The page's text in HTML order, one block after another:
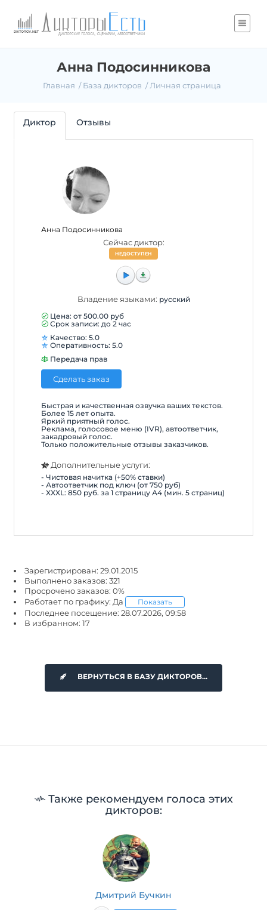
Анна Подосинникова
Главная База дикторов Личная страница
Диктор Отзывы
Анна Подосинникова
Сейчас диктор:
НЕДОСТУПЕН
Владение языками: русский
Цена: от 500.00 руб
Срок записи: до 2 час
Качество: 5.0
Оперативность: 5.0
Передача прав
Сделать заказ
Быстрая и качественная озвучка ваших текстов.
Более 15 лет опыта.
Яркий приятный голос.
Реклама, голосовое меню (IVR), автоответчик,
закадровый голос.
Только положительные отзывы заказчиков.
Дополнительные услуги:
- Чистовая начитка (+50% ставки)
- Автоответчик под ключ (от 750 руб)
- XXXL: 850 руб. за 1 страницу А4 (мин. 5 страниц)
Зарегистрирован: 29.01.2015
Выполнено заказов: 321
Просрочено заказов: 0%
Работает по графику: Да
Показать
Последнее посещение: 28.07.2026, 09:58
В избранном: 17
ВЕРНУТЬСЯ В БАЗУ ДИКТОРОВ...
Также рекомендуем голоса этих
дикторов:
Дмитрий Бучкин